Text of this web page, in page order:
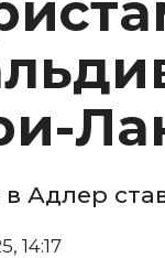
Адлер
14:17